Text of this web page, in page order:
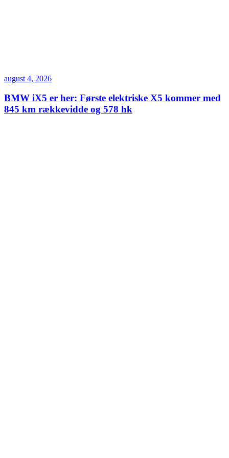
august 4, 2026
BMW iX5 er her: Første elektriske X5 kommer med
845 km rækkevidde og 578 hk